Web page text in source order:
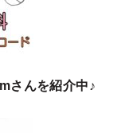
さんを紹介中♪